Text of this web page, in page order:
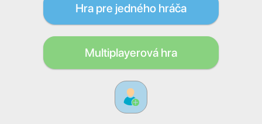
Hra pre jedného hráča
Multiplayerová hra